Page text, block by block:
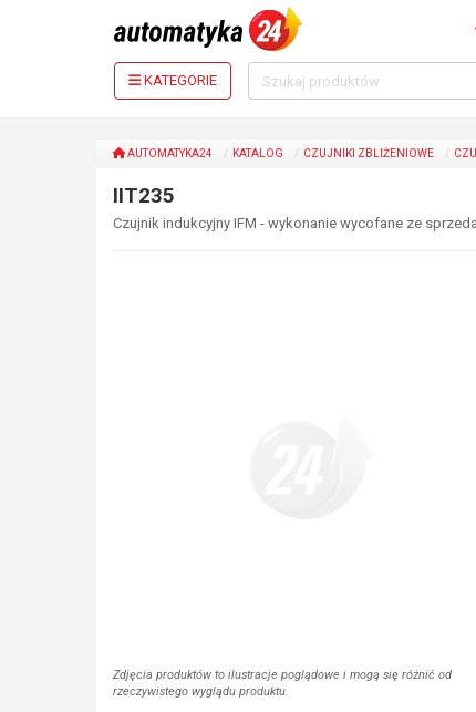
KATEGORIE
AUTOMATYKA24 KATALOG CZUJNIKI ZBLIŻENIOWE
IIT235
Czujnik indukcyjny IFM - wykonanie wycofane ze
Zdjęcia produktów to ilustracje poglądowe i mogą się różnić od
rzeczywistego wyglądu produktu.